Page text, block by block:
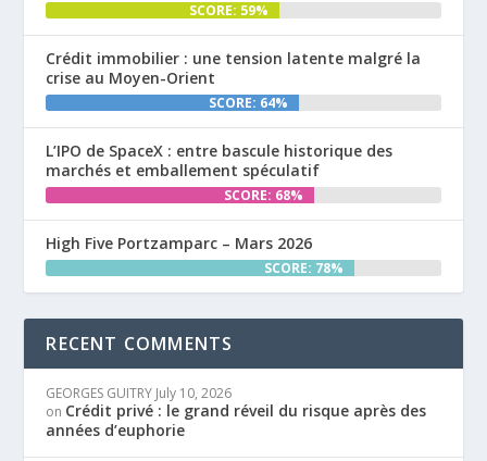
SCORE: 59%
Crédit immobilier : une tension latente malgré la
crise au Moyen-Orient
SCORE: 64%
L’IPO de SpaceX : entre bascule historique des
marchés et emballement spéculatif
SCORE: 68%
High Five Portzamparc – Mars 2026
SCORE: 78%
RECENT COMMENTS
GEORGES GUITRY July 10, 2026
on Crédit privé : le grand réveil du risque après des
années d’euphorie